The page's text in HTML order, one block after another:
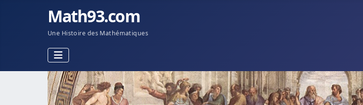
Math93.com
Une Histoire des Mathématiques